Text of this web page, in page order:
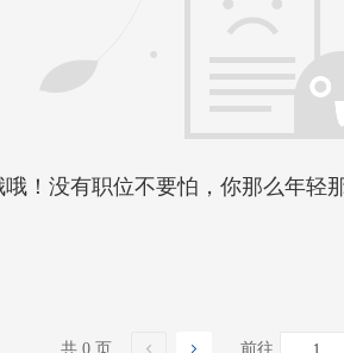
哦！没有职位不要怕，你那么年轻
共 0 页 前往